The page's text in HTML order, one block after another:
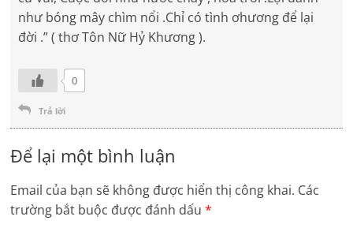
như bóng mây chìm nổi .Chỉ có tình ơhương để lại
đời .” ( thơ Tôn Nữ Hỷ Khương ).
0
Trả lời
Để lại một bình luận
Email của bạn sẽ không được hiển thị công khai. Các
trường bắt buộc được đánh dấu*